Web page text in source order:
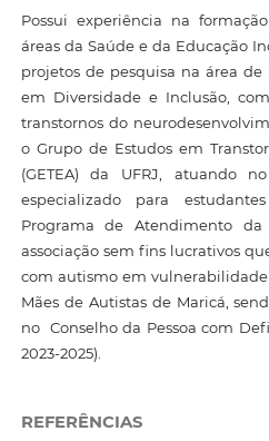
Possui experiência na
áreas da Saúde e da Educação
projetos de pesquisa na área
em Diversidade e Inclusão,
transtornos do
o Grupo de Estudos em
(GETEA) da UFRJ, atuando
especializado para
Programa de Atendimento da
associação sem fins lucrativos
com autismo em
Mães de Autistas de Maricá,
no Conselho da Pessoa com
2023-2025).
REFERÊNCIAS